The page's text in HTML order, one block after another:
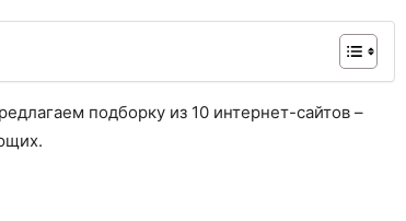
подборку из 10 интернет-сайтов –